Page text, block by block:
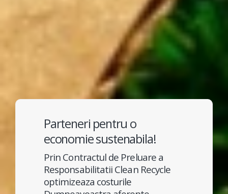
Parteneri pentru o
economie sustenabila!
Prin Contractul de Preluare a
Responsabilitatii Clean Recycle
optimizeaza costurile